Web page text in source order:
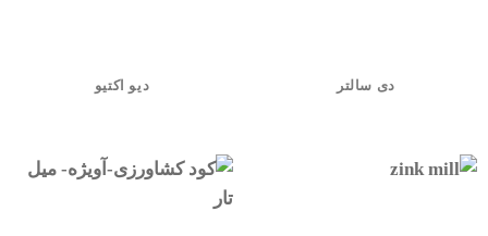
دی سالتر دیو اکتیو